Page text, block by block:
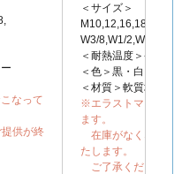
なって
供が終
＜サイズ＞
W3/8,W1/2,W5/8
＜耐熱温度＞-18℃
＜色＞黒・白・グレ
＜材質＞軟質塩ビ
※エラストマー製へ
ます。
在庫がなくなり次
たします。
ご了承ください。